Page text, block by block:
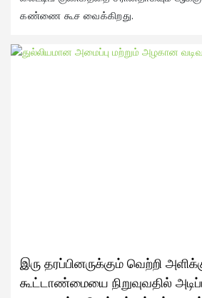
கண்ணை கூச வைக்கிறது.
இரு தரப்பினருக்கும் வெற்றி
கூட்டாண்மையை நிறுவுவதில்